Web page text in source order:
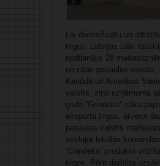
Lai diversificētu un
tirgus, Latvijas zāļu
nodibinājis 28
un citās pasaules valstīs,
Kanādā un Amerikas
valstīs, ziņo uzņēmuma
gadā “Grindeks” sāka
eksporta tirgus, atverot
pasaules valstīs
veidojot lokālās
“Grindeks” produktu
tirgos. Pērn darbība